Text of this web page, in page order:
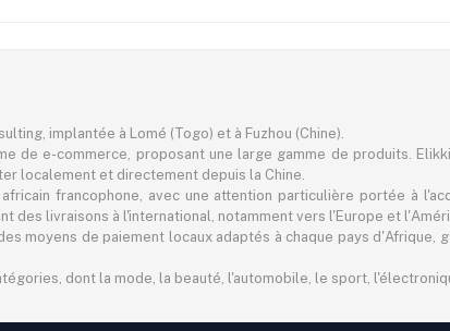
implantée à Lomé (Togo) et à Fuzhou (Chine).
de e-commerce, proposant une large gamme de produits.
localement et directement depuis la Chine.
francophone, avec une attention particulière portée à
des livraisons à l'international, notamment vers l'Europe et
moyens de paiement locaux adaptés à chaque pays
dont la mode, la beauté, l'automobile, le sport,